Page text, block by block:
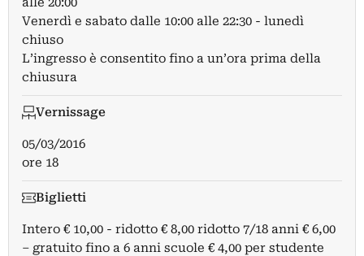
Venerdì e sabato dalle 10:00 alle 22:30 - lunedì
chiuso
L’ingresso è consentito fino a un’ora prima della
chiusura
Vernissage
05/03/2016
ore 18
Biglietti
Intero € 10,00 - ridotto € 8,00 ridotto 7/18 anni € 6,00
– gratuito fino a 6 anni scuole € 4,00 per studente